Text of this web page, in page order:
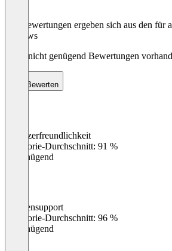
Die Bewertungen ergeben sich aus den für
Reviews
Noch nicht genügend Bewertungen
Bewerten
Benutzerfreundlichkeit
Kategorie-Durchschnitt: 91 %
Ungenügend
Kundensupport
Kategorie-Durchschnitt: 96 %
Ungenügend